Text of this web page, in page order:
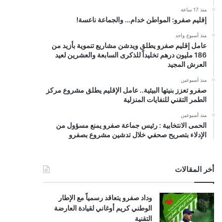
منذ 17 ساعة
إقليم صفرو: المواطن خدام… والجماعة ناعسة!
منذ أسبوع واحد
عامل إقليم صفرو يطلق ويدشن مشاريع تنموية بأزيد من
186 مليون درهم تخليداً للذكرى السابعة والعشرين لعيد
العرش المجيد
منذ أسبوعين
صفرو تعزز بنيتها البيئية.. عامل الإقليم يطلق مشروع مركز
الطمر التقني للنفايات المنزلية
منذ أسبوعين
الحمى الانتخابية : رئيس جماعة صفرو يمنع مسؤول من
الإدلاء بتصريح صحفي خلال تدشين مشروع بصفرو
أخر المقالات
وداد صفرو يتعاقد رسمياً مع الإطار
الوطني كريم أوغاني لقيادة العارضة
التقنية